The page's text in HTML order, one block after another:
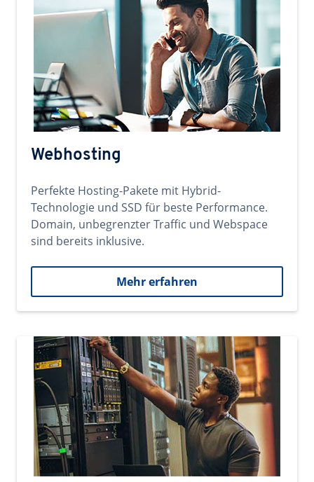
Webhosting
Perfekte Hosting-Pakete mit Hybrid-
Technologie und SSD für beste Performance.
Domain, unbegrenzter Traffic und Webspace
sind bereits inklusive.
Mehr erfahren